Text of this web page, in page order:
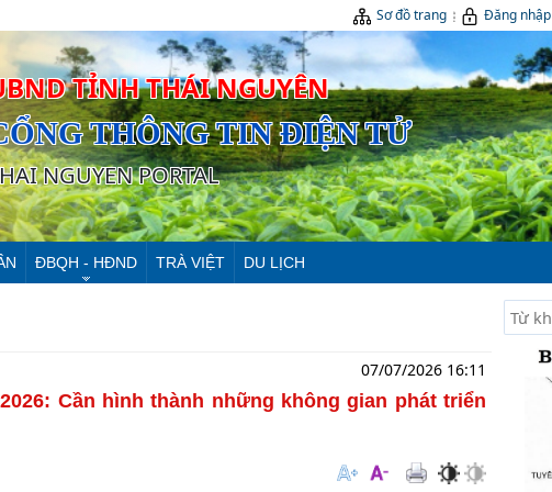
Sơ đồ trang Đăng nhập
TỈNH THÁI NGUYÊN
THÔNG TIN ĐIỆN TỬ
NGUYEN PORTAL
ĐBQH - HĐND TRÀ VIỆT DU LỊCH
07/07/2026 16:11
Cần hình thành những không gian phát triển